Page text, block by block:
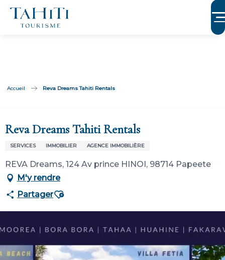
Aller
contenu
Accueil Reva Dreams Tahiti Rentals
Reva Dreams Tahiti Rentals
SERVICES IMMOBILIER AGENCE IMMOBILIÈRE
REVA Dreams, 124 Av prince HINOI, 98714 Papeete
M'y rendre
PartagerAjouter aux favoris